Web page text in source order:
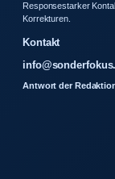
Responsestarker
Korrekturen.
Kontakt
Antwort der